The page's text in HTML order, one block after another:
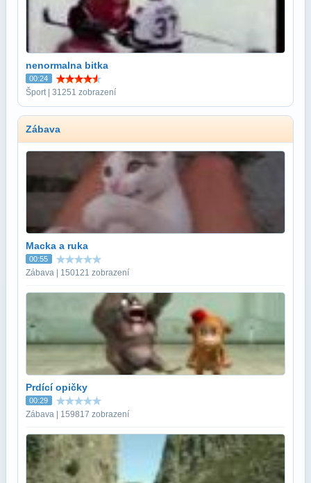
nenormalna bitka
00:24
Šport | 31251 zobrazení
Zábava
Macka a ruka
00:55
Zábava | 150121 zobrazení
Prdící opičky
00:29
Zábava | 159817 zobrazení